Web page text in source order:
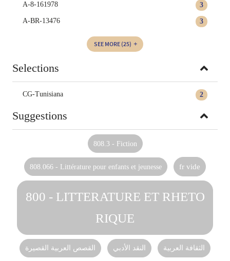
3
A-8-161978
3
A-BR-13476
SEE MORE (25)
Selections
2
CG-Tunisiana
Suggestions
808.3 - Fiction
808.066 - Littérature pour enfants et jeunesse fr vide
800 - LITTERATURE ET RHETO
RIQUE
القصص العربية القصيرة النقد الأدبي الثقافة العربية